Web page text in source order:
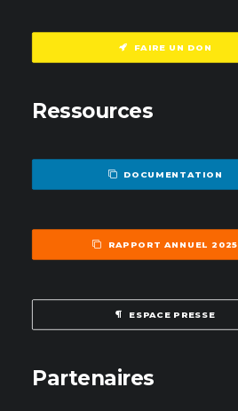
FAIRE UN DON
Ressources
DOCUMENTATION
RAPPORT ANNUEL 2025
ESPACE PRESSE
Partenaires